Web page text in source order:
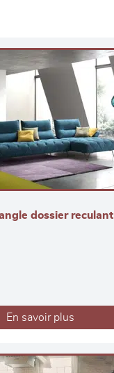
dossier reculant
En savoir plus